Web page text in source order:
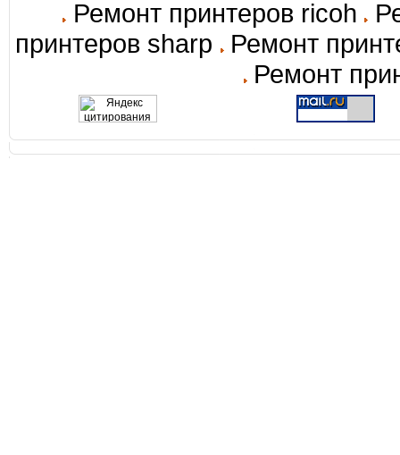
Ремонт принтеров ricoh
принтеров sharp Ремонт
Ремонт